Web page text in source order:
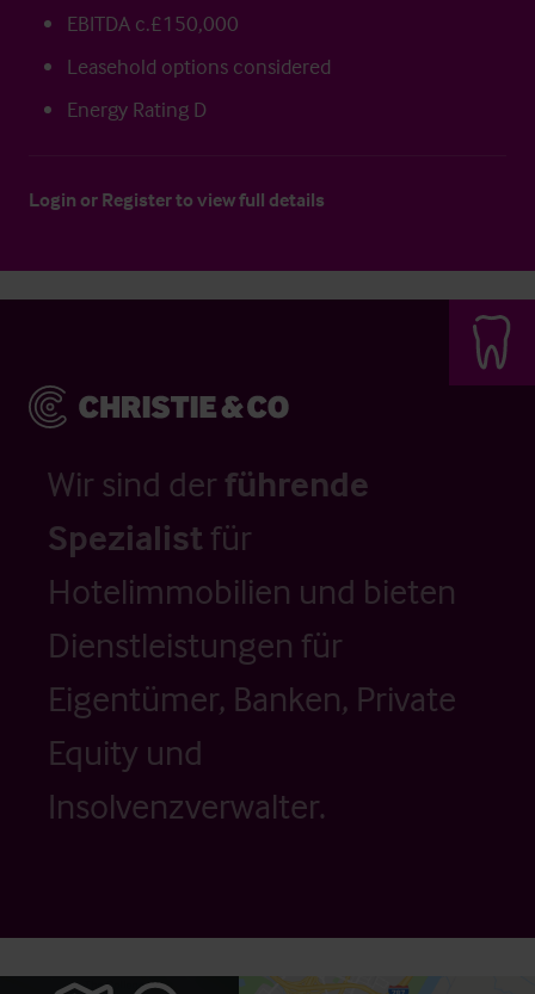
EBITDA c.£150,000
Leasehold options considered
Energy Rating D
Login or Registerto view full details
Wir sind der führende
Spezialistfür
Hotelimmobilien und bieten
Dienstleistungen für
Eigentümer, Banken, Private
Equity und
Insolvenzverwalter.